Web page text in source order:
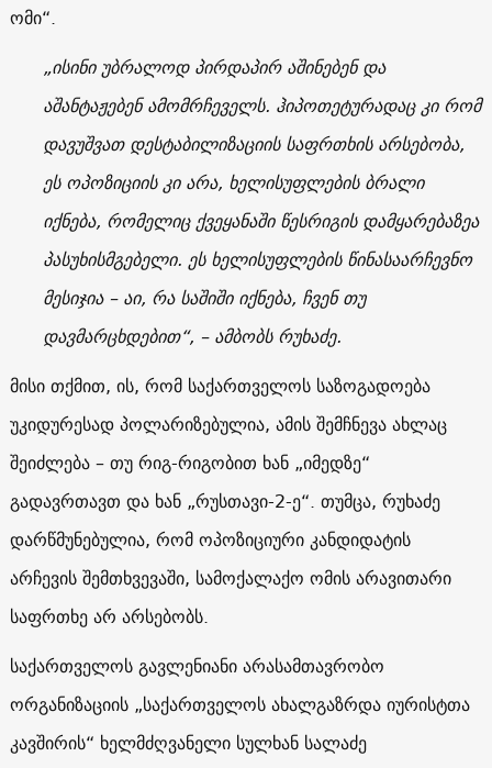
ომი“.
„ისინი უბრალოდ პირდაპირ აშინებენ და
აშანტაჟებენ ამომრჩეველს. ჰიპოთეტურადაც კი რომ
დავუშვათ დესტაბილიზაციის საფრთხის არსებობა,
ეს ოპოზიციის კი არა, ხელისუფლების ბრალი
იქნება, რომელიც ქვეყანაში წესრიგის დამყარებაზეა
პასუხისმგებელი. ეს ხელისუფლების წინასაარჩევნო
მესიჯია – აი, რა საშიში იქნება, ჩვენ თუ
დავმარცხდებით“, – ამბობს რუხაძე.
მისი თქმით, ის, რომ საქართველოს საზოგადოება
უკიდურესად პოლარიზებულია, ამის შემჩნევა ახლაც
შეიძლება – თუ რიგ-რიგობით ხან „იმედზე“
გადავრთავთ და ხან „რუსთავი-2-ე“. თუმცა, რუხაძე
დარწმუნებულია, რომ ოპოზიციური კანდიდატის
არჩევის შემთხვევაში, სამოქალაქო ომის არავითარი
საფრთხე არ არსებობს.
საქართველოს გავლენიანი არასამთავრობო
ორგანიზაციის „საქართველოს ახალგაზრდა იურისტთა
კავშირის“ ხელმძღვანელი სულხან სალაძე